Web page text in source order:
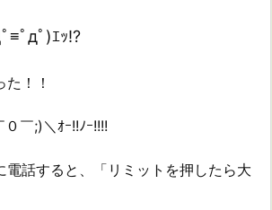
ﾟдﾟ)ｴｯ!?
！！
￣;)＼ｵｰ!!ﾉｰ!!!!
電話すると、「リミットを押したら大